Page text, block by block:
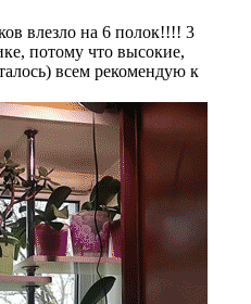
влезло на 6 полок!!!! 3
потому что высокие,
всем рекомендую к